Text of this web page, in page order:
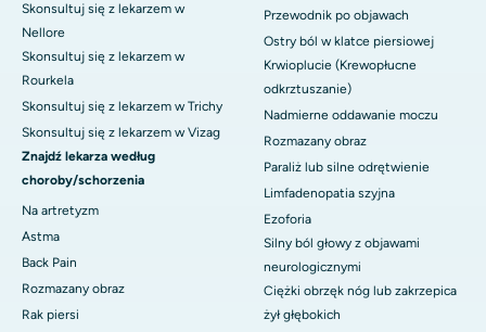
Skonsultuj się z lekarzem w
Nellore
Skonsultuj się z lekarzem w
Rourkela
Skonsultuj się z lekarzem w Trichy
Skonsultuj się z lekarzem w Vizag
Znajdź lekarza według
choroby/schorzenia
Na artretyzm
Astma
Back Pain
Rozmazany obraz
Rak piersi
Przewodnik po objawach
Ostry ból w klatce piersiowej
Krwioplucie (Krewopłucne
odkrztuszanie)
Nadmierne oddawanie moczu
Rozmazany obraz
Paraliż lub silne odrętwienie
Limfadenopatia szyjna
Ezoforia
Silny ból głowy z objawami
neurologicznymi
Ciężki obrzęk nóg lub zakrzepica
żył głębokich